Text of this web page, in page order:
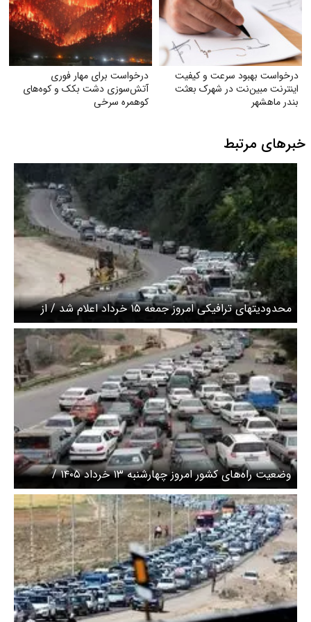
درخواست بهبود سرعت و کیفیت
اینترنت مبین‌نت در شهرک بعثت
بندر ماهشهر
درخواست برای مهار فوری
آتش‌سوزی دشت بکک و کوه‌های
کوهمره‌ سرخی
خبرهای مرتبط
محدودیتهای ترافیکی امروز جمعه ۱۵ خرداد اعلام شد / از
ساعت ۱۲ جاده چالوس محدود می‌شود
وضعیت راه‌های کشور امروز چهارشنبه ۱۳ خرداد ۱۴۰۵ /
ترافیک سنگین در این جاده‌ها